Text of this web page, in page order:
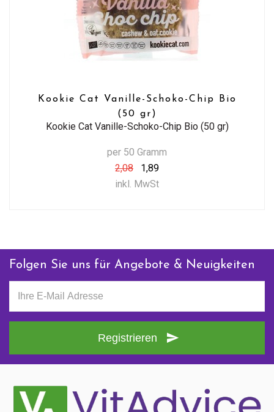
Kookie Cat Vanille-Schoko-Chip Bio
(50 gr)
Kookie Cat Vanille-Schoko-Chip Bio (50 gr)
per 50 Gramm
2,08
1,89
inkl. MwSt
Folgen Sie uns für Angebote & Neuigkeiten
Registrieren